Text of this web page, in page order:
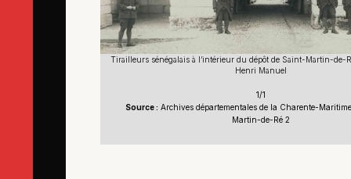
Tirailleurs sénégalais à l’intérieur du dépôt de Saint-Martin-de-
Henri Manuel
1/1
Source : Archives départementales de la Charente-
Martin-de-Ré 2